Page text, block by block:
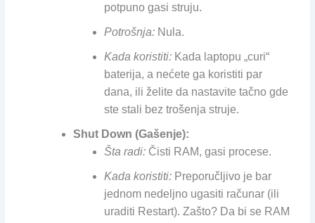
potpuno gasi struju.
Potrošnja:Nula.
Kada koristiti:Kada laptopu „curi“
baterija, a nećete ga koristiti par
dana, ili želite da nastavite tačno gde
ste stali bez trošenja struje.
Shut Down (Gašenje):
Šta radi:Čisti RAM, gasi procese.
Kada koristiti:Preporučljivo je bar
jednom nedeljno ugasiti računar (ili
uraditi Restart). Zašto? Da bi se RAM